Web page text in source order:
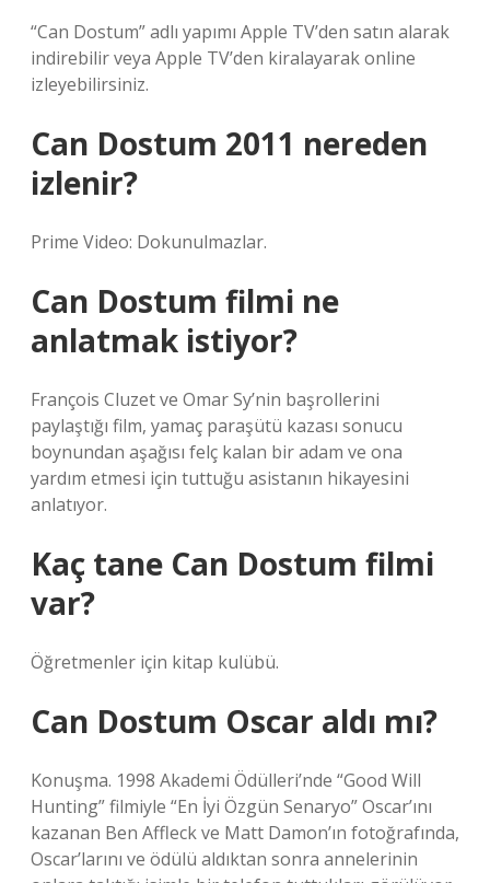
“Can Dostum” adlı yapımı Apple TV’den satın alarak
indirebilir veya Apple TV’den kiralayarak online
izleyebilirsiniz.
Can Dostum 2011 nereden
izlenir?
Prime Video: Dokunulmazlar.
Can Dostum filmi ne
anlatmak istiyor?
François Cluzet ve Omar Sy’nin başrollerini
paylaştığı film, yamaç paraşütü kazası sonucu
boynundan aşağısı felç kalan bir adam ve ona
yardım etmesi için tuttuğu asistanın hikayesini
anlatıyor.
Kaç tane Can Dostum filmi
var?
Öğretmenler için kitap kulübü.
Can Dostum Oscar aldı mı?
Konuşma. 1998 Akademi Ödülleri’nde “Good Will
Hunting” filmiyle “En İyi Özgün Senaryo” Oscar’ını
kazanan Ben Affleck ve Matt Damon’ın fotoğrafında,
Oscar’larını ve ödülü aldıktan sonra annelerinin